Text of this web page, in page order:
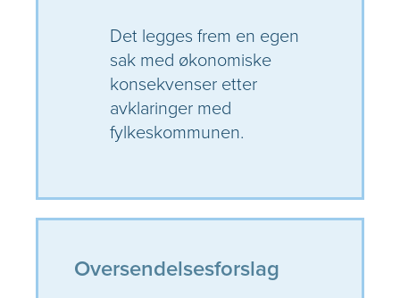
Det legges frem en egen
sak med økonomiske
konsekvenser etter
avklaringer med
fylkeskommunen.
Oversendelsesforslag